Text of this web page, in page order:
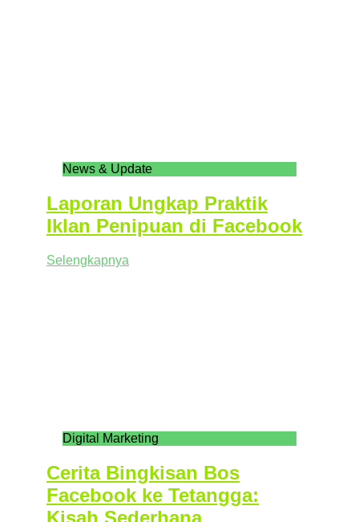
News & Update
Laporan Ungkap Praktik
Iklan Penipuan di Facebook
Selengkapnya
Digital Marketing
Cerita Bingkisan Bos
Facebook ke Tetangga: